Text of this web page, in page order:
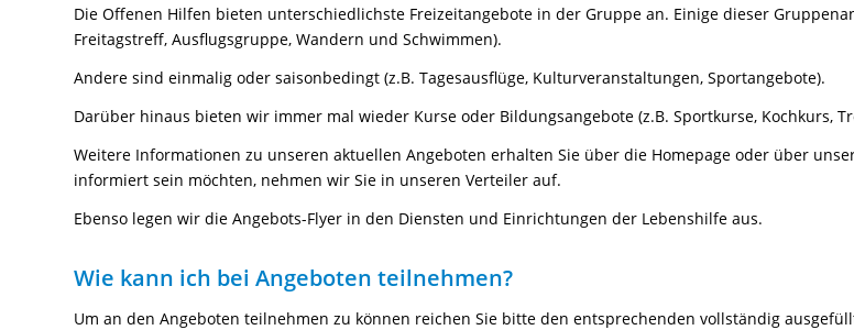
Die Offenen Hilfen bieten unterschiedlichste Freizeitangebote in der Gruppe an. Einige dieser
Freitagstreff, Ausflugsgruppe, Wandern und Schwimmen).
Andere sind einmalig oder saisonbedingt (z.B. Tagesausflüge, Kulturveranstaltungen, Sportangebote).
Darüber hinaus bieten wir immer mal wieder Kurse oder Bildungsangebote (z.B. Sportkurse, Kochkurs,
Weitere Informationen zu unseren aktuellen Angeboten erhalten Sie über die Homepage oder über
informiert sein möchten, nehmen wir Sie in unseren Verteiler auf.
Ebenso legen wir die Angebots-Flyer in den Diensten und Einrichtungen der Lebenshilfe aus.
Wie kann ich bei Angeboten teilnehmen?
Um an den Angeboten teilnehmen zu können reichen Sie bitte den entsprechenden vollständig